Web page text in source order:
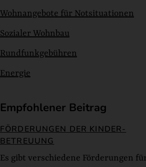
Wohnangebote für Notsituationen
Sozialer Wohnbau
Rundfunkgebühren
Energie
Empfohlener Beitrag
FÖRDERUNGEN DER KINDER-
BETREUUNG
Es gibt verschiedene Förderungen